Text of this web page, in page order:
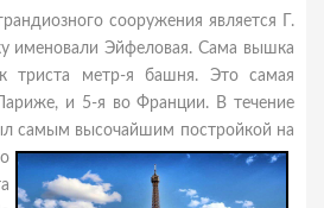
сооружения является Г.
именовали Эйфеловая. Сама вышка
триста метр-я башня. Это самая
и 5-я во Франции. В течение
самым высочайшим постройкой на